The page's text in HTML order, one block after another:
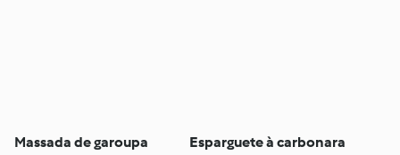
Massada de garoupa Esparguete à carbonara